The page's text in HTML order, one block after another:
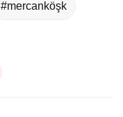
#mercanköşk